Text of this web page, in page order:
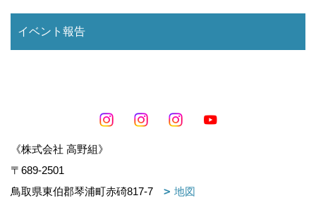
イベント報告
《株式会社 高野組》
〒689-2501
鳥取県東伯郡琴浦町赤碕817-7
地図